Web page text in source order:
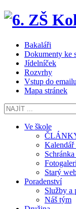
Bakaláři
Dokumenty ke
Jídelníček
Rozvrhy
Vstup do emailu
Mapa stránek
Ve škole
Kalendář
Starý
Poradenství
Služby a
Náš tým